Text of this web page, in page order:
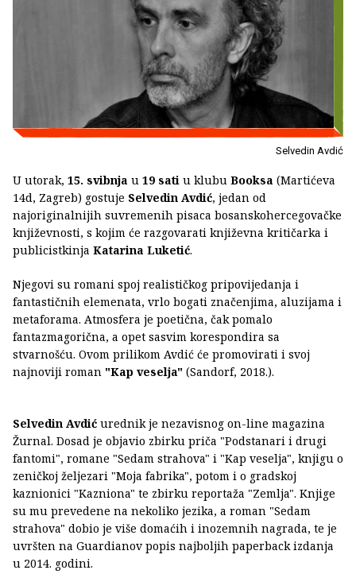
Selvedin Avdić
U utorak, 15. svibnja u 19 sati u klubu Booksa (Martićeva
14d, Zagreb) gostuje Selvedin Avdić, jedan od
najoriginalnijih suvremenih pisaca bosanskohercegovačke
književnosti, s kojim će razgovarati književna kritičarka i
publicistkinja Katarina Luketić.
Njegovi su romani spoj realističkog pripovijedanja i
fantastičnih elemenata, vrlo bogati značenjima, aluzijama i
metaforama. Atmosfera je poetična, čak pomalo
fantazmagorična, a opet sasvim korespondira sa
stvarnošću. Ovom prilikom Avdić će promovirati i svoj
najnoviji roman "Kap veselja" (Sandorf, 2018.).
Selvedin Avdić urednik je nezavisnog on-line magazina
Žurnal. Dosad je objavio zbirku priča "Podstanari i drugi
fantomi", romane "Sedam strahova" i "Kap veselja", knjigu o
zeničkoj željezari "Moja fabrika", potom i o gradskoj
kaznionici "Kazniona" te zbirku reportaža "Zemlja". Knjige
su mu prevedene na nekoliko jezika, a roman "Sedam
strahova" dobio je više domaćih i inozemnih nagrada, te je
uvršten na Guardianov popis najboljih paperback izdanja
u 2014. godini.